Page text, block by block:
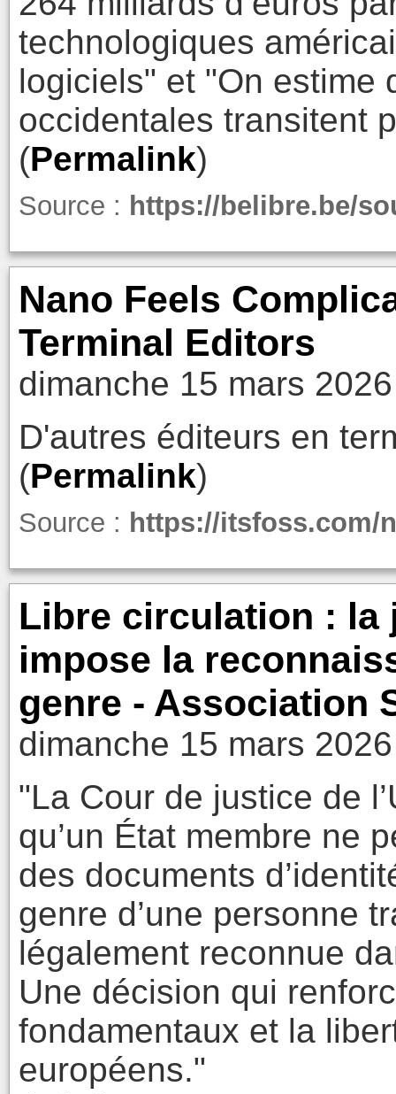
technologiques
logiciels" et "On estime
occidentales transitent
(Permalink)
Source : https://belibre.be/
Nano Feels
Terminal Editors
dimanche 15 mars
D'autres éditeurs en
(Permalink)
Source : https://itsfoss.com/
Libre circulation : la
impose la
genre - Association
dimanche 15 mars
"La Cour de justice de
qu’un État membre ne
des documents
genre d’une personne
légalement reconnue
Une décision qui
fondamentaux et la
européens."